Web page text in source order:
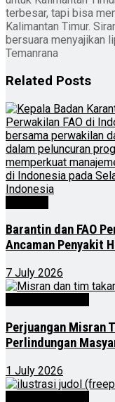
terbesar, tapi bisa
Kalimantan Timur.
bersuara menyajikan
Temanrana
Related Posts
Barantin dan FAO
Ancaman Penyakit
7 July 2026
Perjuangan Misran
Perlindungan
1 July 2026